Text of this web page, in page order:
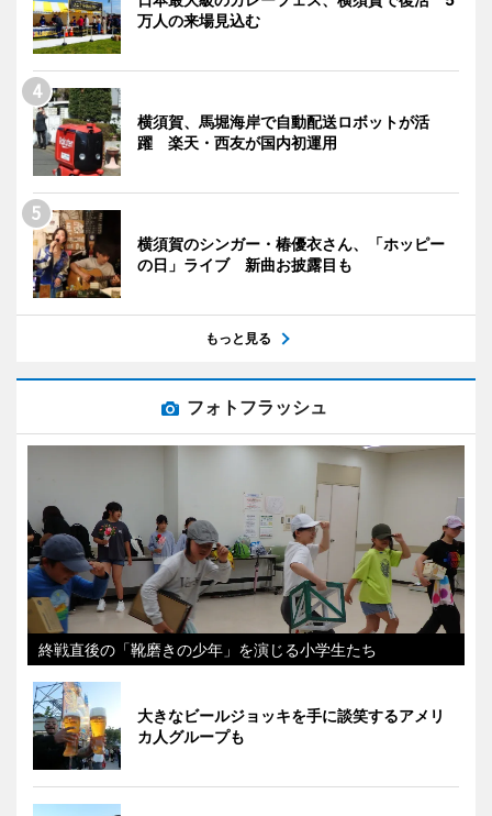
万人の来場見込む
横須賀、馬堀海岸で自動配送ロボットが活
躍 楽天・西友が国内初運用
横須賀のシンガー・椿優衣さん、「ホッピー
の日」ライブ 新曲お披露目も
もっと見る
フォトフラッシュ
終戦直後の「靴磨きの少年」を演じる小学生たち
大きなビールジョッキを手に談笑するアメリ
カ人グループも